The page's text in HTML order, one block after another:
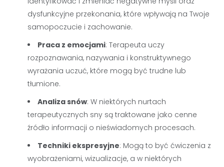
dysfunkcyjne przekonania, które wpływają na Twoje
samopoczucie i zachowanie.
Praca z emocjami: Terapeuta uczy
rozpoznawania, nazywania i konstruktywnego
wyrażania uczuć, które mogą być trudne lub
tłumione.
Analiza snów: W niektórych nurtach
terapeutycznych sny są traktowane jako cenne
źródło informacji o nieświadomych procesach.
Techniki ekspresyjne: Mogą to być ćwiczenia z
wyobrażeniami, wizualizacje, a w niektórych